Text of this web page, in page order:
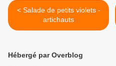
< Salade de petits violets -
artichauts
Hébergé par Overblog